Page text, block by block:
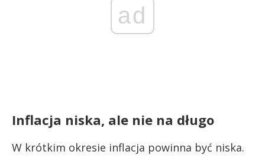
ad
Inflacja niska, ale nie na długo
W krótkim okresie inflacja powinna być niska.